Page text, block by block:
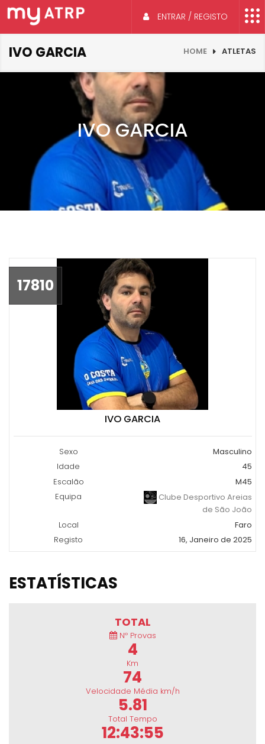
ENTRAR / REGISTO
IVO GARCIA HOME ATLETAS
IVO GARCIA
17810
IVO GARCIA
Sexo
Masculino
Idade
45
Escalão
M45
Equipa
Clube Desportivo Areias
de São João
Local
Faro
Registo
16, Janeiro de 2025
ESTATÍSTICAS
TOTAL
Nº Provas
4
Km
74
Velocidade Média km/h
5.81
Total Tempo
12:43:55